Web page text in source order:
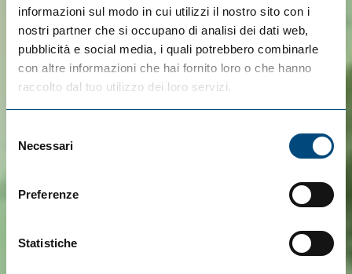
informazioni sul modo in cui utilizzi il nostro sito con i
nostri partner che si occupano di analisi dei dati web,
pubblicità e social media, i quali potrebbero combinarle
con altre informazioni che hai fornito loro o che hanno
raccolto dal tuo utilizzo dei loro servizi.
delNecessari
Preferenze
Statistiche